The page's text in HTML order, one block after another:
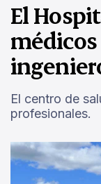
El
El centro de
profesionales.